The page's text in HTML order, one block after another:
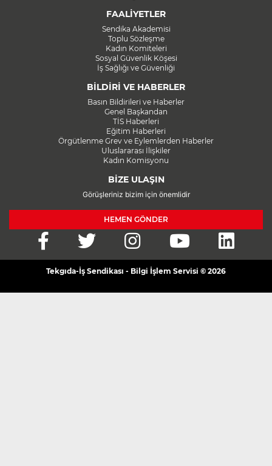
FAALİYETLER
Sendika Akademisi
Toplu Sözleşme
Kadın Komiteleri
Sosyal Güvenlik Köşesi
İş Sağlığı ve Güvenliği
BİLDİRİ VE HABERLER
Basın Bildirileri ve Haberler
Genel Başkandan
TİS Haberleri
Eğitim Haberleri
Örgütlenme Grev ve Eylemlerden Haberler
Uluslararası İlişkiler
Kadın Komisyonu
BİZE ULAŞIN
Görüşleriniz bizim için önemlidir
HEMEN GÖNDER
Tekgıda-İş Sendikası - Bilgi İşlem Servisi © 2026